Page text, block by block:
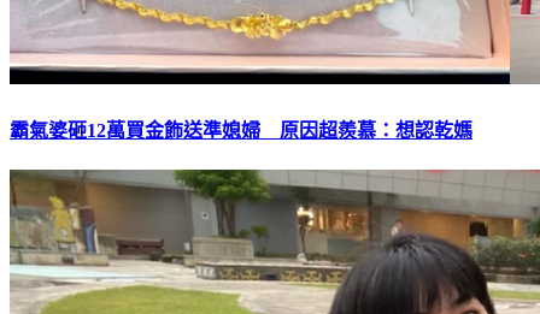
霸氣婆砸12萬買金飾送準媳婦 原因超羨慕：想認乾媽